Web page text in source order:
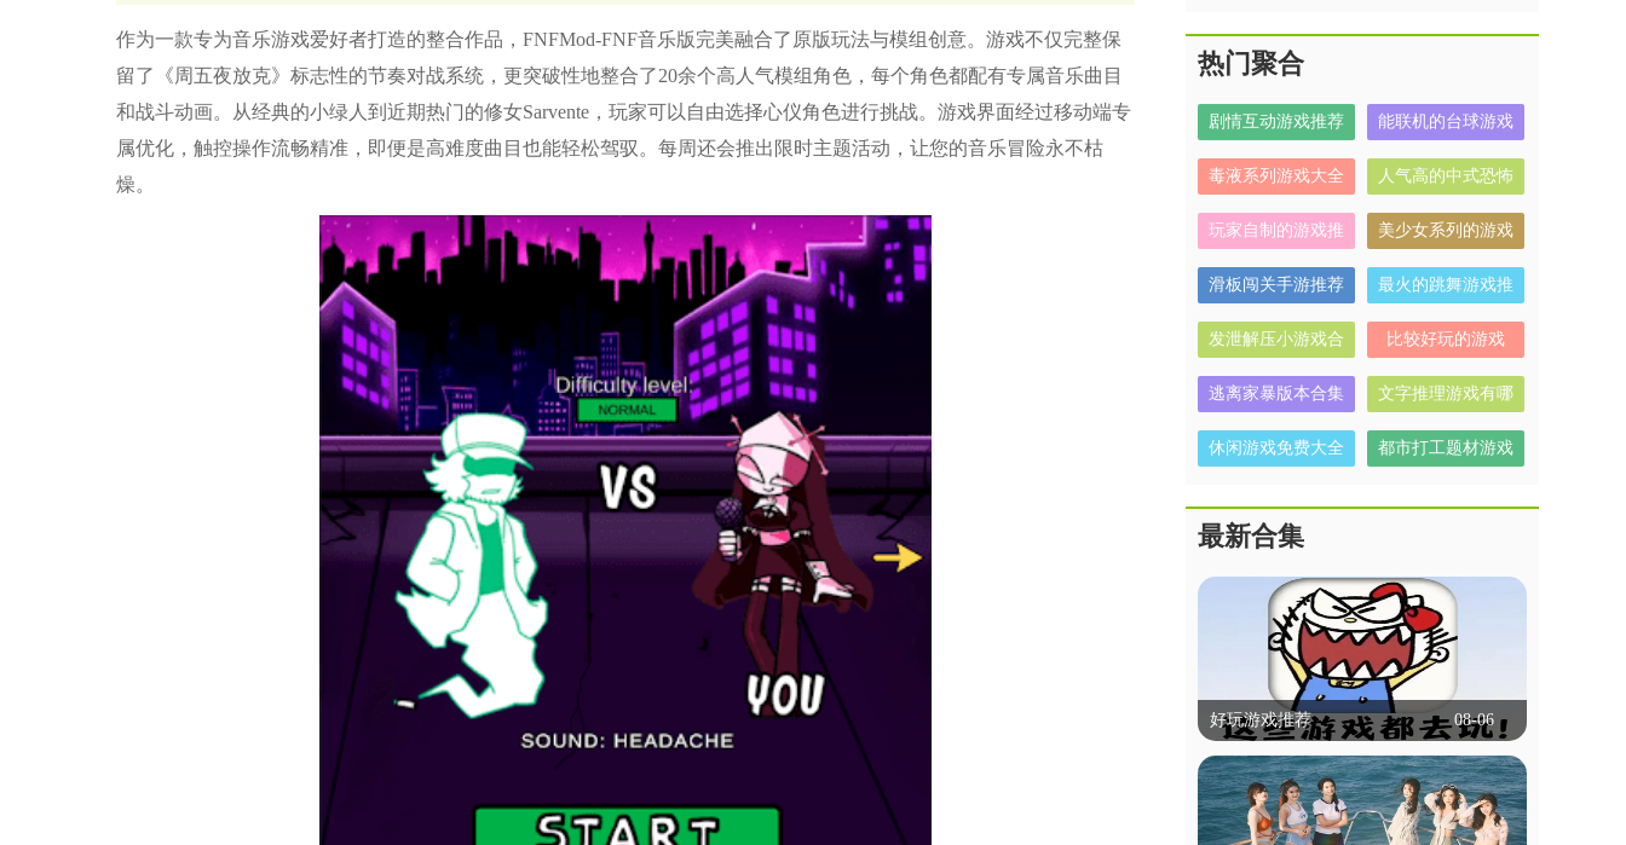
作为一款专为音乐游戏爱好者打造的整合作品，FNFMod-FNF音乐版完美融合了原版玩法与模组创意。游戏不仅完整保
留了《周五夜放克》标志性的节奏对战系统，更突破性地整合了20余个高人气模组角色，每个角色都配有专属音乐曲目
和战斗动画。从经典的小绿人到近期热门的修女Sarvente，玩家可以自由选择心仪角色进行挑战。游戏界面经过移动端专
属优化，触控操作流畅精准，即便是高难度曲目也能轻松驾驭。每周还会推出限时主题活动，让您的音乐冒险永不枯
燥。
热门聚合
剧情互动游戏推荐 能联机的台球游戏
毒液系列游戏大全
人气高的中式恐怖
解谜游戏有哪些
玩家自制的游戏推
荐
美少女系列的游戏
有哪些
滑板闯关手游推荐
最火的跳舞游戏推
荐
发泄解压小游戏合
集
比较好玩的游戏
逃离家暴版本合集
文字推理游戏有哪
些
休闲游戏免费大全
都市打工题材游戏
最新合集
好玩游戏推荐 08-06
好玩游戏推荐
什么游戏比较好玩,可以推荐吗？本专题
就帮大家解决这个困扰，专题里的游戏有